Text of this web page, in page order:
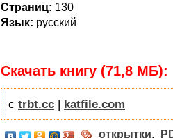
Страниц: 130
Язык: русский
Скачать книгу (71,8 МБ):
с trbt.cc | katfile.com
открытки,